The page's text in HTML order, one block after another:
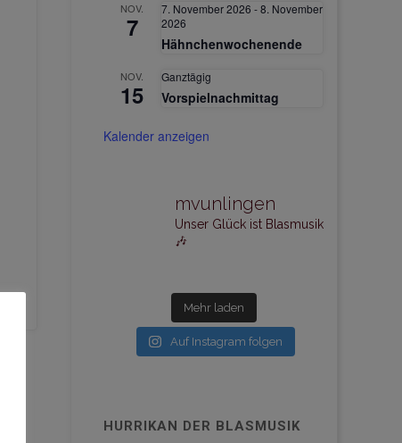
NOV.
7
7. November 2026 -8. November
2026
Hähnchenwochenende
NOV.
15
Ganztägig
Vorspielnachmittag
Kalender anzeigen
mvunlingen
Unser Glück ist Blasmusik
🎶
Mehr laden
Auf Instagram folgen
HURRIKAN DER BLASMUSIK